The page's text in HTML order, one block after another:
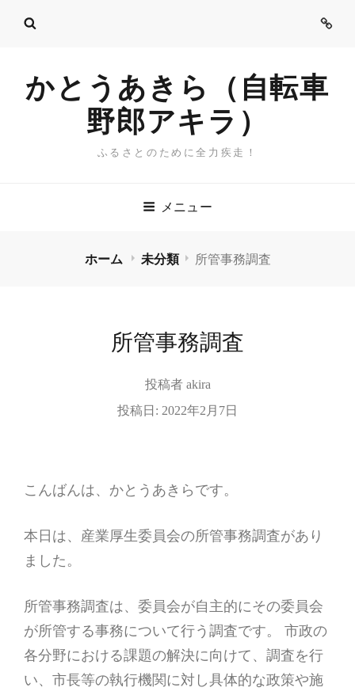
ご
かとうあきら（自転車
野郎アキラ）
ふるさとのために全力疾走！
メニュー
ホーム 未分類 所管事務調査
所管事務調査
投稿者 akira
投稿日: 2022年2月7日
こんばんは、かとうあきらです。
本日は、産業厚生委員会の所管事務調査があり
ました。
所管事務調査は、委員会が自主的にその委員会
が所管する事務について行う調査です。 市政の
各分野における課題の解決に向けて、調査を行
い、市長等の執行機関に対し具体的な政策や施